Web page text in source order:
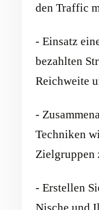
den Traffic
- Einsatz
bezahlten
Reichweite
-
Techniken
Zielgruppen
- Erstellen